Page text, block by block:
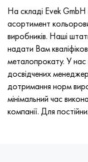
На складі Evek GmbH
асортимент
виробників. Наші
надати Вам
металопрокату. У
досвідчених
дотримання норм
мінімальний час
компанії. Для